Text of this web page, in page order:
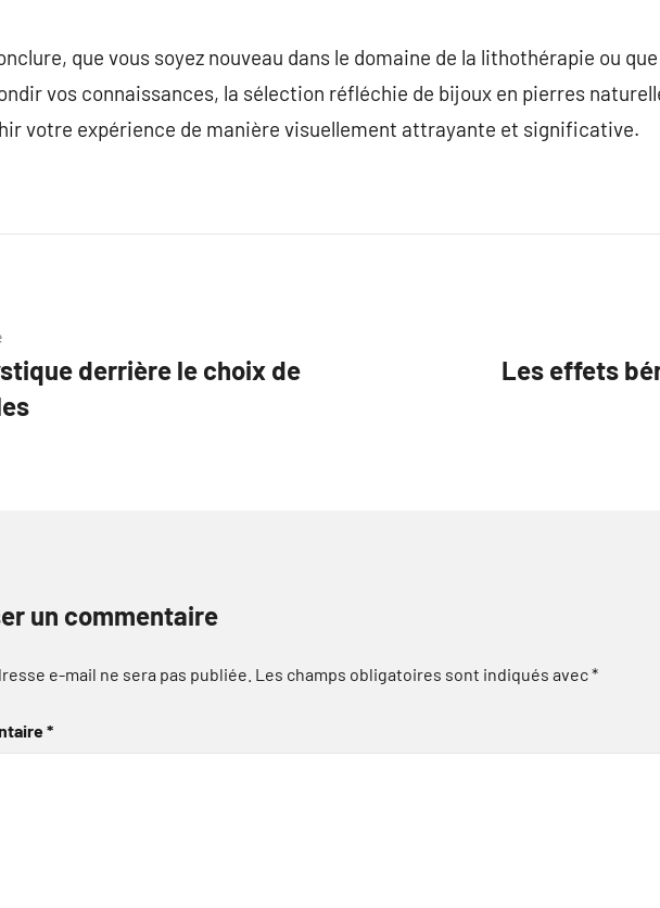
que vous soyez nouveau dans le domaine de la lithothérapie ou
vos connaissances, la sélection réfléchie de bijoux en pierres
votre expérience de manière visuellement attrayante et significative.
derrière le choix de
Les effets
un commentaire
e-mail ne sera pas publiée. Les champs obligatoires sont indiqués avec*
*